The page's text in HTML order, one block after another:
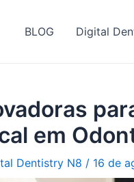
BLOG Digital
em
Dentistry N8 / 16 de